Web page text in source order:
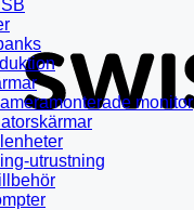
monitor
utrustning